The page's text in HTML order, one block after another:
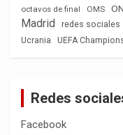
octavos de final OMS
Madrid
redes sociales
Ucrania
UEFA
Redes
Facebook